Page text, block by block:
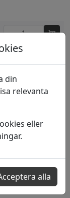
din
relevanta
eller
alla